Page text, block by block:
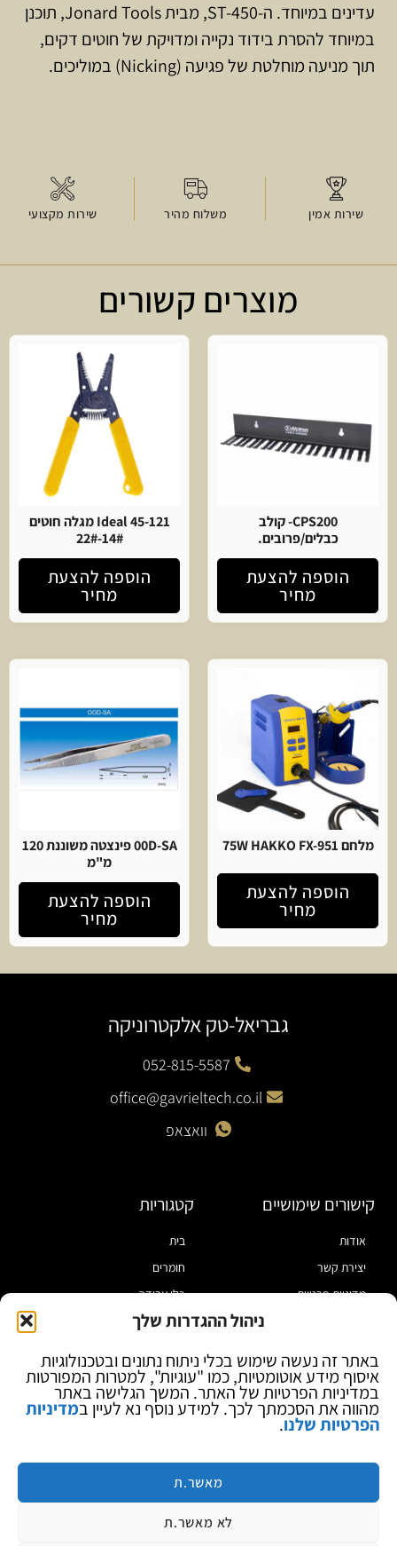
ניהול ההגדרות שלך
באתר זה נעשה שימוש בכלי ניתוח נתונים ובטכנולוגיות
איסוף מידע אוטומטיות, כמו "עוגיות", למטרות המפורטות
במדיניות הפרטיות של האתר. המשך הגלישה באתר
מהווה את הסכמתך לכך. למידע נוסף נא לעיין במדיניות
הפרטיות שלנו.
מאשר.ת
לא מאשר.ת
עדינים במיוחד. ה-ST-450, מבית Jonard Tools, תוכנן
במיוחד להסרת בידוד נקייה ומדויקת של חוטים דקים,
תוך מניעה מוחלטת של פגיעה (Nicking) במוליכים.
שירות אמין משלוח מהיר שירות מקצועי
מוצרים קשורים
CPS200- קולב
כבלים/פרובים.
הוספה להצעת
מחיר
Ideal 45-121 מגלה חוטים
14#-22#
הוספה להצעת
מחיר
מלחם 75W HAKKO FX-951
הוספה להצעת
מחיר
00D-SA פינצטה משוננת 120
מ"מ
הוספה להצעת
מחיר
גבריאל-טק אלקטרוניקה
052-815-5587
office@gavrieltech.co.il
וואצאפ
קישורים שימושיים
אודות
יצירת קשר
מדיניות פרטיות
בלוג
קטגוריות
בית
חומרים
כלי עבודה
מוצרי הלחמה
ספקי כח ומודדים
ציוד אופטי להגדלה
מותגים